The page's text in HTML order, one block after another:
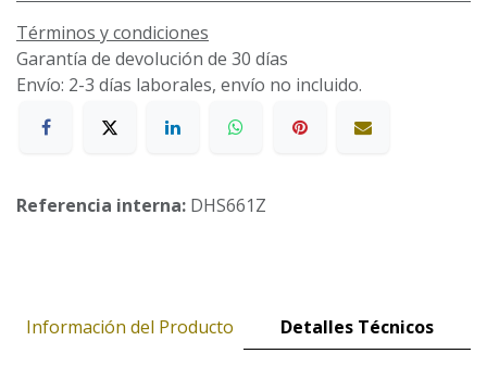
Términos y condiciones
Garantía de devolución de 30 días
Envío: 2-3 días laborales, envío no incluido.
Referencia interna: DHS661Z
Información del Producto Detalles Técnicos